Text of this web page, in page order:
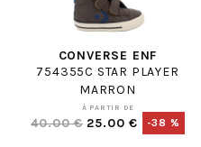
CONVERSE ENF
754355C STAR PLAYER
MARRON
À PARTIR DE
40.00 € 25.00 € -38 %